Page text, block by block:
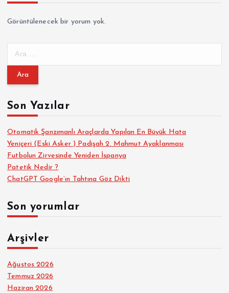
Görüntülenecek bir yorum yok.
m
:Son Yazılar
Otomatik Şanzımanlı Araçlarda Yapılan En Büyük Hata
Yeniçeri (Eski Asker ) Padişah 2. Mahmut Ayaklanması
Futbolun Zirvesinde Yeniden İspanya
Patetik Nedir ?
ChatGPT Google’ın Tahtına Göz Dikti
Son yorumlar
Arşivler
Ağustos 2026
Temmuz 2026
Haziran 2026